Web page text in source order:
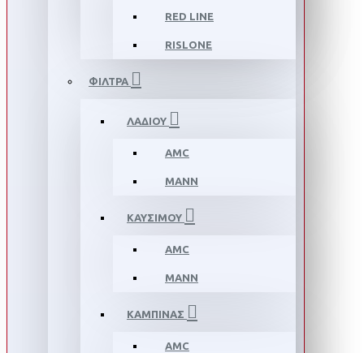
RED LINE
RISLONE
ΦΙΛΤΡΑ
ΛΑΔΙΟΥ
AMC
MANN
ΚΑΥΣΙΜΟΥ
AMC
MANN
ΚΑΜΠΙΝΑΣ
AMC